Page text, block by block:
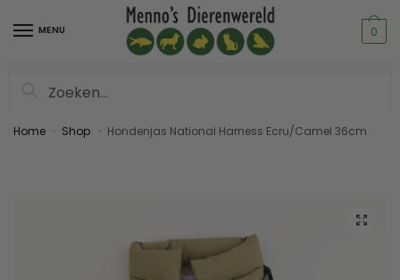
MENU 0
Home Shop Hondenjas National Harness Ecru/Camel 36cm